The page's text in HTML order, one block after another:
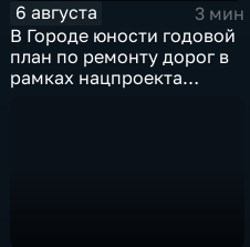
6 августа
3 мин
В Городе юности годовой
план по ремонту дорог в
рамках нацпроекта